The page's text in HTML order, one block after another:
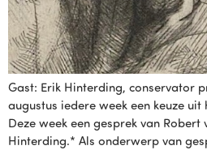
Gast: Erik Hinterding, conservator
augustus iedere week een keuze
Deze week een gesprek van Robert
Hinterding.* Als onderwerp van